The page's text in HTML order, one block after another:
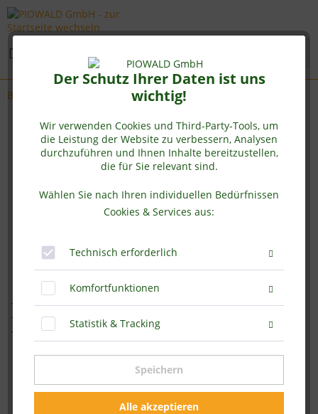
Der Schutz Ihrer Daten ist uns
wichtig!
Wir verwenden Cookies und Third-Party-Tools, um
die Leistung der Website zu verbessern, Analysen
durchzuführen und Ihnen Inhalte bereitzustellen,
die für Sie relevant sind.
Wählen Sie nach Ihren individuellen Bedürfnissen
Cookies & Services aus:
Technisch erforderlich
Komfortfunktionen
Statistik & Tracking
Speichern
Alle akzeptieren
Bio Sesamprotein
BIO Sesamprotein 55% - 1 kg
Vorratspack
20,95 € *